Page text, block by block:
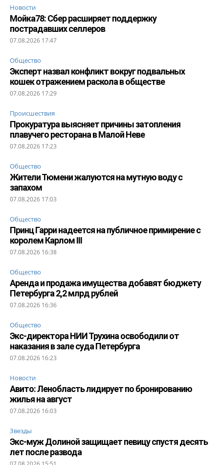
Новости
Мойка78: Сбер расширяет поддержку
пострадавших селлеров
07.08.2026 17:47
Общество
Эксперт назвал конфликт вокруг подвальных
кошек отражением раскола в обществе
07.08.2026 17:29
Происшествия
Прокуратура выясняет причины затопления
плавучего ресторана в Малой Неве
07.08.2026 17:23
Общество
Жители Тюмени жалуются на мутную воду с
запахом
07.08.2026 17:03
Общество
Принц Гарри надеется на публичное примирение с
королем Карлом III
07.08.2026 16:38
Общество
Аренда и продажа имущества добавят бюджету
Петербурга 2,2 млрд рублей
07.08.2026 16:36
Общество
Экс-директора НИИ Трухина освободили от
наказания в зале суда Петербурга
07.08.2026 16:23
Новости
Авито: Ленобласть лидирует по бронированию
жилья на август
07.08.2026 16:03
Звезды
Экс-муж Долиной защищает певицу спустя десять
лет после развода